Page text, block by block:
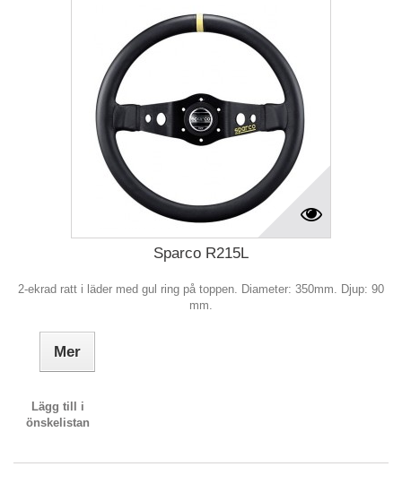
Sparco R215L
2-ekrad ratt i läder med gul ring på toppen. Diameter: 350mm. Djup: 90
mm.
Mer
Lägg till i
önskelistan